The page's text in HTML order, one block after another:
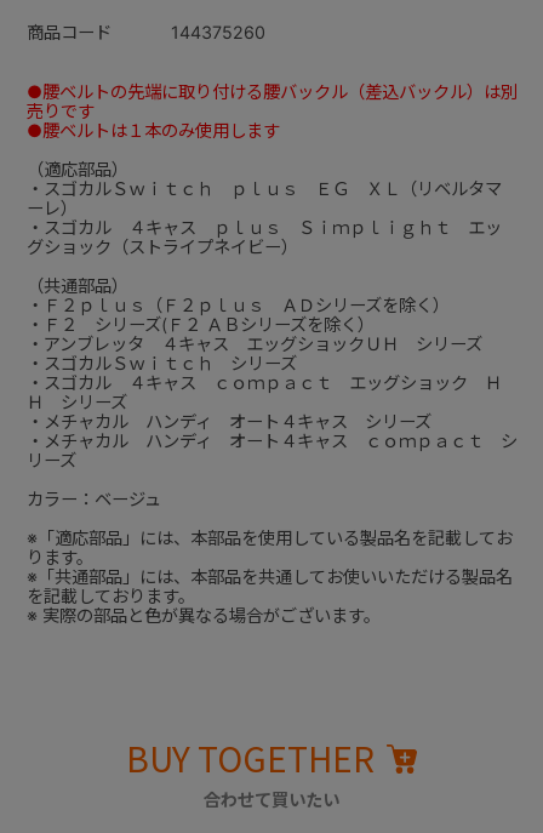
商品コード 144375260
●腰ベルトの先端に取り付ける腰バックル（差込バックル）は別
売りです
●腰ベルトは１本のみ使用します
（適応部品）
・スゴカルＳｗｉｔｃｈ ｐｌｕｓ ＥＧ ＸＬ（リベルタマ
ーレ）
・スゴカル ４キャス ｐｌｕｓ Ｓｉｍｐｌｉｇｈｔ エッ
グショック（ストライプネイビー）
（共通部品）
・Ｆ２ｐｌｕｓ（Ｆ２ｐｌｕｓ ＡＤシリーズを除く）
・Ｆ２ シリーズ(Ｆ２ ＡＢシリーズを除く）
・アンブレッタ ４キャス エッグショックＵＨ シリーズ
・スゴカルＳｗｉｔｃｈ シリーズ
・スゴカル ４キャス ｃｏｍｐａｃｔ エッグショック Ｈ
Ｈ シリーズ
・メチャカル ハンディ オート４キャス シリーズ
・メチャカル ハンディ オート４キャス ｃｏｍｐａｃｔ シ
リーズ
カラー：ベージュ
※「適応部品」には、本部品を使用している製品名を記載してお
ります。
※「共通部品」には、本部品を共通してお使いいただける製品名
を記載しております。
※ 実際の部品と色が異なる場合がございます。
BUY TOGETHER
合わせて買いたい